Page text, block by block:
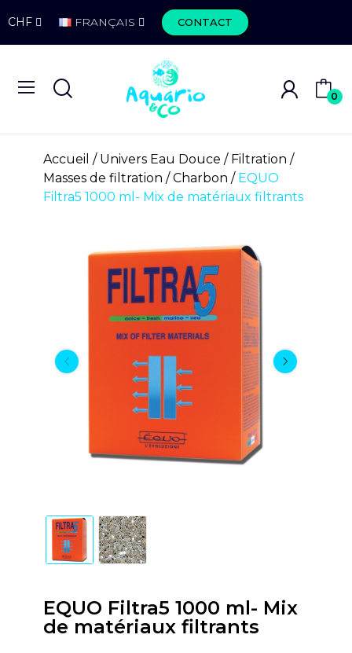
CHF FRANÇAIS CONTACT
0
Accueil Univers Eau Douce
Filtration
Masses de filtration
Charbon
EQUO
Filtra5 1000 ml- Mix de matériaux filtrants
EQUO Filtra5 1000 ml- Mix
de matériaux filtrants